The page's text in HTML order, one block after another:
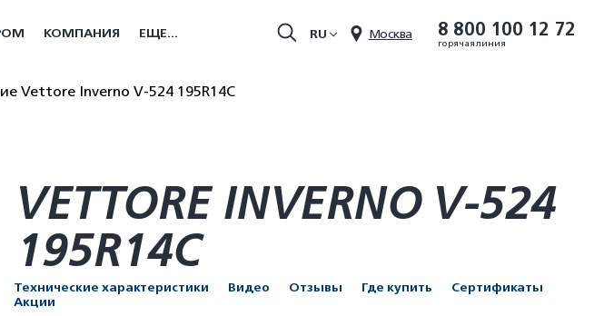
8 800 100 12 72
горячая линия
Москва
RU
КОМПАНИЯ ЕЩЕ...
Vettore Inverno V-524 195R14C
VETTORE INVERNO V-524
195R14C
Технические характеристики Видео Отзывы Где купить
Сертификаты
Акции